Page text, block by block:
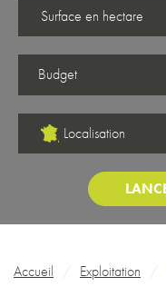
Surface en hectare
Localisation
Fil d'Ariane
Accueil Exploitation